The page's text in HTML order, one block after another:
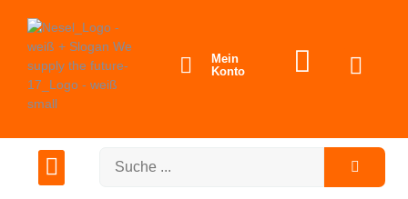
Mein
Konto